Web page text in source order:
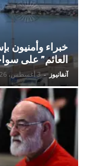
خبراء وأمنيون
العائم” على
آنفانيوز - 3 أغسطس، 2026